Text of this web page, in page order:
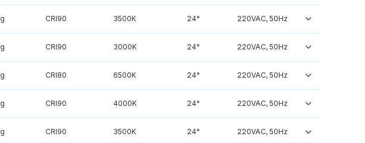
CRI90 3500K 24° 220VAC, 50Hz
CRI90 3000K 24° 220VAC, 50Hz
CRI80 6500K 24° 220VAC, 50Hz
CRI90 4000K 24° 220VAC, 50Hz
CRI90 3500K 24° 220VAC, 50Hz